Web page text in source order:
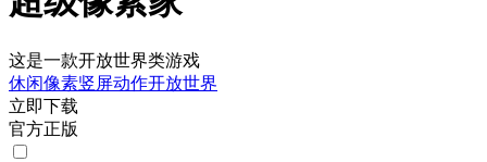
这是一款开放世界类游戏
休闲像素竖屏动作开放世界
立即下载
官方正版